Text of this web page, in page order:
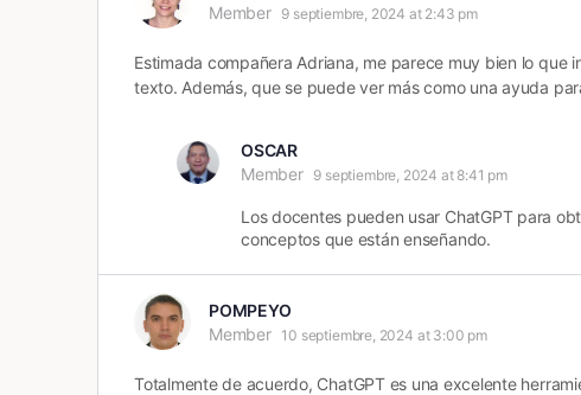
Member
9 septiembre, 2024 at 2:43 pm
Estimada compañera Adriana, me parece muy bien lo
texto. Además, que se puede ver más como una ayuda
OSCAR
Member
9 septiembre, 2024 at 8:41 pm
Los docentes pueden usar ChatGPT para
conceptos que están enseñando.
POMPEYO
Member
10 septiembre, 2024 at 3:00 pm
Totalmente de acuerdo, ChatGPT es una excelente